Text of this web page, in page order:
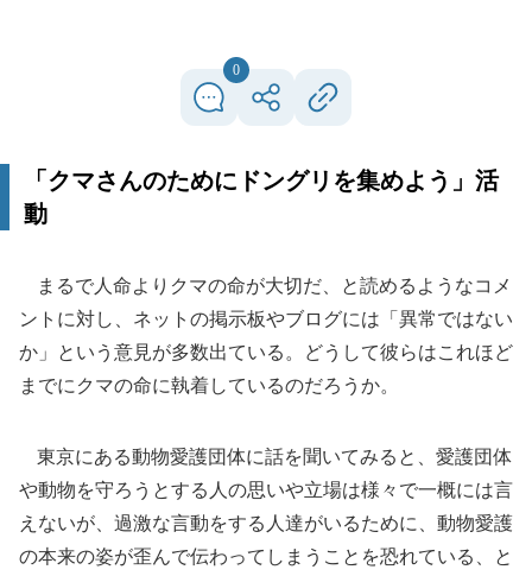
0
「クマさんのためにドングリを集めよう」活
動
まるで人命よりクマの命が大切だ、と読めるようなコメ
ントに対し、ネットの掲示板やブログには「異常ではない
か」という意見が多数出ている。どうして彼らはこれほど
までにクマの命に執着しているのだろうか。
東京にある動物愛護団体に話を聞いてみると、愛護団体
や動物を守ろうとする人の思いや立場は様々で一概には言
えないが、過激な言動をする人達がいるために、動物愛護
の本来の姿が歪んで伝わってしまうことを恐れている、と